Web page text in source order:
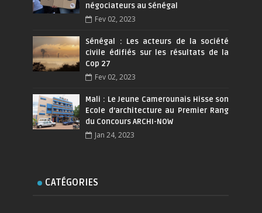
négociateurs au Sénégal
Fev 02, 2023
Sénégal : Les acteurs de la société
civile édifiés sur les résultats de la
Cop 27
Fev 02, 2023
Mali : Le Jeune Camerounais Hisse son
Ecole d’architecture au Premier Rang
du Concours ARCHI-NOW
Jan 24, 2023
CATÉGORIES